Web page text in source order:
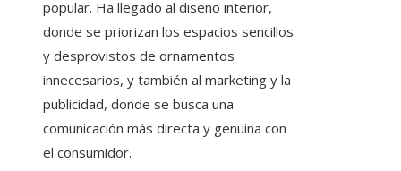
popular. Ha llegado al diseño interior,
donde se priorizan los espacios sencillos
y desprovistos de ornamentos
innecesarios, y también al marketing y la
publicidad, donde se busca una
comunicación más directa y genuina con
el consumidor.